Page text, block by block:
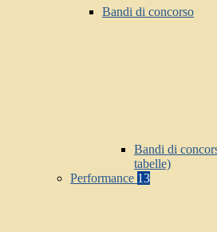
Bandi di concorso
Bandi di
tabelle)
Performance 13